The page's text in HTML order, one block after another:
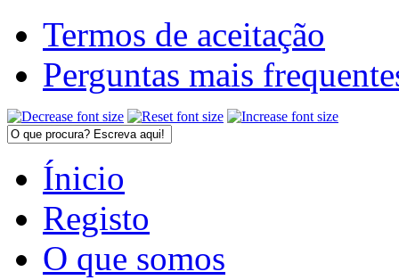
Termos de aceitação
Perguntas mais
Ínicio
Registo
O que somos